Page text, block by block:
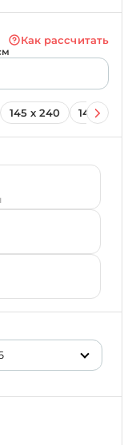
Как рассчитать
145 х 240 145 х 260